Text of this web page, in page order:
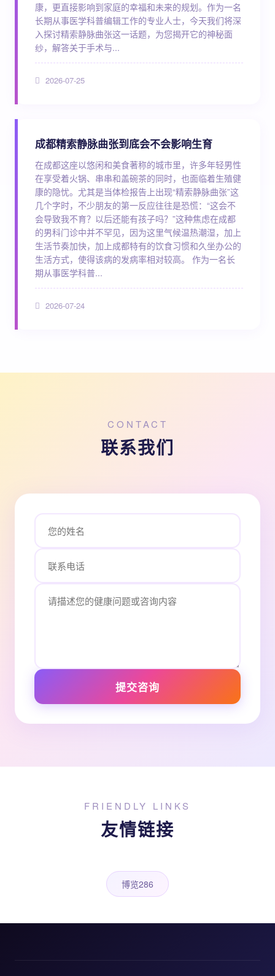
康，更直接影响到家庭的幸福和未来的规划。作为一名
长期从事医学科普编辑工作的专业人士，今天我们将深
入探讨精索静脉曲张这一话题，为您揭开它的神秘面
纱，解答关于手术与...
2026-07-25
成都精索静脉曲张到底会不会影响生育
在成都这座以悠闲和美食著称的城市里，许多年轻男性
在享受着火锅、串串和盖碗茶的同时，也面临着生殖健
康的隐忧。尤其是当体检报告上出现“精索静脉曲张”这
几个字时，不少朋友的第一反应往往是恐慌：“这会不
会导致我不育？以后还能有孩子吗？”这种焦虑在成都
的男科门诊中并不罕见，因为这里气候温热潮湿，加上
生活节奏加快，加上成都特有的饮食习惯和久坐办公的
生活方式，使得该病的发病率相对较高。 作为一名长
期从事医学科普...
2026-07-24
CONTACT
联系我们
提交咨询
FRIENDLY LINKS
友情链接
博览286